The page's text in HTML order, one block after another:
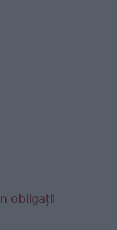
obligații